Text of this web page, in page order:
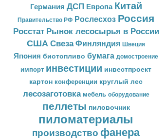
Германия ДСП Европа Китай
Правительство РФ Рослесхоз Россия
Росстат Рынок лесосырья в России
США Свеза Финляндия Швеция
Япония биотопливо бумага домостроение
импорт инвестиции инвестпроект
картон конференции круглый лес
лесозаготовка мебель оборудование
пеллеты пиловочник
пиломатериалы
производство фанера